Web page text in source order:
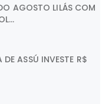
AGOSTO LILÁS COM
DE ASSÚ INVESTE R$